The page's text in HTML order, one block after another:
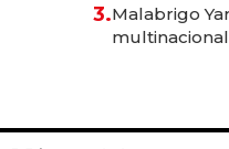
anticipación
3.Malabrigo